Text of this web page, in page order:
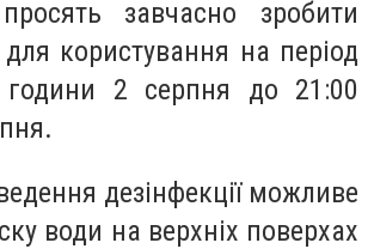
завчасно зробити
користування на період
2 серпня до 21:00
дезінфекції можливе
води на верхніх поверхах